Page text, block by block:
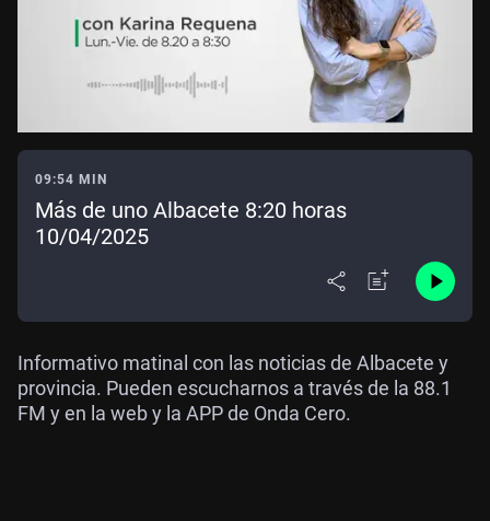
09:54 MIN
Más de uno Albacete 8:20 horas
10/04/2025
Informativo matinal con las noticias de Albacete y
provincia. Pueden escucharnos a través de la 88.1
FM y en la web y la APP de Onda Cero.